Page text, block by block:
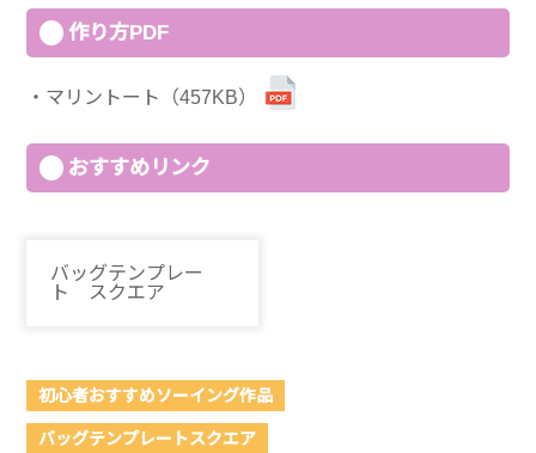
作り方PDF
マリントート（457KB）
おすすめリンク
バッグテンプレー
ト スクエア
初心者おすすめソーイング作品
バッグテンプレートスクエア